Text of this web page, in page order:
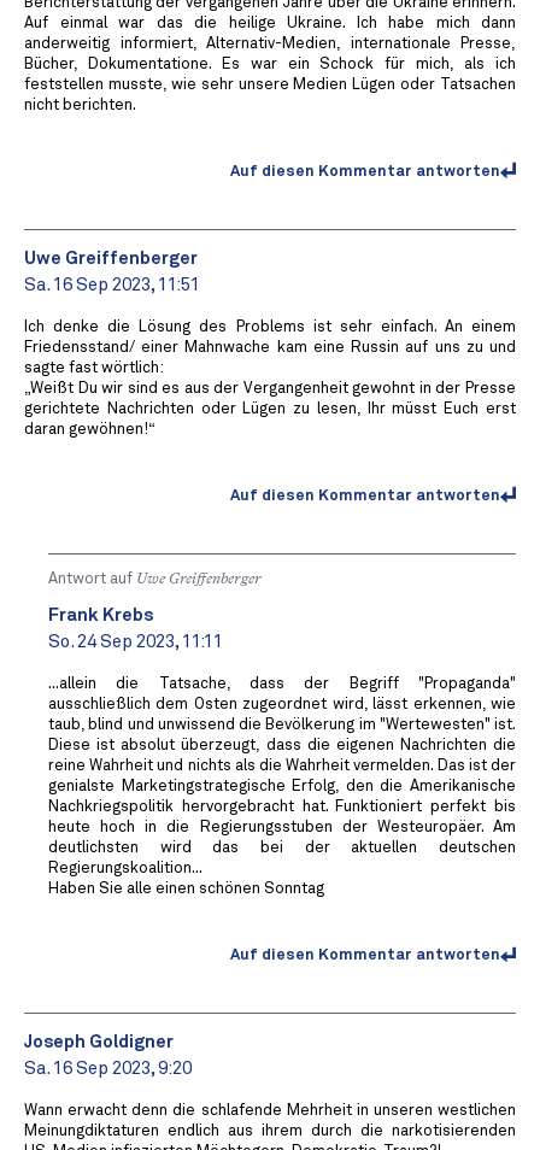
Auf einmal war das die heilige Ukraine. Ich habe mich dann
anderweitig informiert, Alternativ-Medien, internationale Presse,
Bücher, Dokumentatione. Es war ein Schock für mich, als ich
feststellen musste, wie sehr unsere Medien Lügen oder Tatsachen
nicht berichten.
Auf diesen Kommentar antworten
Uwe Greiffenberger
Sa. 16 Sep 2023, 11:51
Ich denke die Lösung des Problems ist sehr einfach. An einem
Friedensstand/ einer Mahnwache kam eine Russin auf uns zu und
sagte fast wörtlich:
„Weißt Du wir sind es aus der Vergangenheit gewohnt in der Presse
gerichtete Nachrichten oder Lügen zu lesen, Ihr müsst Euch erst
daran gewöhnen!“
Auf diesen Kommentar antworten
Antwort auf Uwe Greiffenberger
Frank Krebs
So. 24 Sep 2023, 11:11
...allein die Tatsache, dass der Begriff "Propaganda"
ausschließlich dem Osten zugeordnet wird, lässt erkennen, wie
taub, blind und unwissend die Bevölkerung im "Wertewesten" ist.
Diese ist absolut überzeugt, dass die eigenen Nachrichten die
reine Wahrheit und nichts als die Wahrheit vermelden. Das ist der
genialste Marketingstrategische Erfolg, den die Amerikanische
Nachkriegspolitik hervorgebracht hat. Funktioniert perfekt bis
heute hoch in die Regierungsstuben der Westeuropäer. Am
deutlichsten wird das bei der aktuellen deutschen
Regierungskoalition...
Haben Sie alle einen schönen Sonntag
Auf diesen Kommentar antworten
Joseph Goldigner
Sa. 16 Sep 2023, 9:20
Wann erwacht denn die schlafende Mehrheit in unseren westlichen
Meinungdiktaturen endlich aus ihrem durch die narkotisierenden